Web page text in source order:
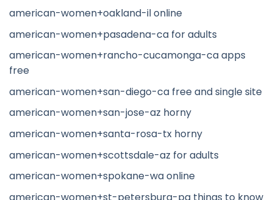
american-women+oakland-il online
american-women+pasadena-ca for adults
american-women+rancho-cucamonga-ca apps
free
american-women+san-diego-ca free and single site
american-women+san-jose-az horny
american-women+santa-rosa-tx horny
american-women+scottsdale-az for adults
american-women+spokane-wa online
american-women+st-petersburg-pa things to know